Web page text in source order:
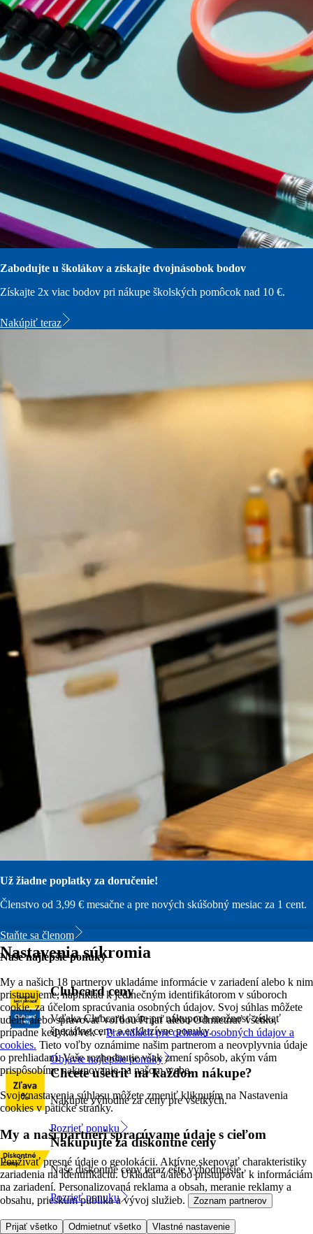
Nastavenia súkromia
My a našich 18 partnerov ukladáme informácie v zariadení alebo k nim
pristupujeme, napríklad k jedinečným identifikátorom v súboroch
cookie, za účelom spracúvania osobných údajov. Svoj súhlas môžete
udeliť alebo spravovať voľbou Prijať alebo Odmietnuť všetko,
prípadne kedykoľvek vPravidlách pre ochranu osobných údajov a
cookies. Tieto voľby oznámime našim partnerom a neovplyvnia údaje
o prehliadaní. Vaše rozhodnutie však zmení spôsob, akým vám
prispôsobíme nakupovanie na našom webe.
Svoje nastavenia súhlasu môžete zmeniť kliknutím na Nastavenia
cookies v pätičke stránky.
My a naši partneri spracúvame údaje s cieľom
Používať presné údaje o geolokácii. Aktívne skenovať charakteristiky
zariadenia na identifikáciu. Ukladať a/alebo pristupovať k informáciám
na zariadení. Personalizovaná reklama a obsah, meranie reklamy a
obsahu, prieskum publika a vývoj služieb.
Zoznam partnerov
Prijať všetko Odmietnuť všetko Vlastné nastavenie
Zabodujte u školákov a získajte dvojnásobok bodov
Získajte 2x viac bodov pri nákupe školských pomôcok nad 10 €.
Nakúpiť teraz
Už žiadne poplatky za doručenie!
Členstvo od 3,99 € mesačne a pre nových skúšobný mesiac za 1 cent.
Staňte sa členom
Naše najlepšie ponuky
Clubcard ceny
Vďaka Clubcard máte pri nákupoch možnosť získať
špeciálne ceny a exkluzívne ponuky.
Objavte najlepšie ponuky
Chcete ušetriť na každom nákupe?
Nakúpte výhodne za ceny pre všetkých.
Pozrieť ponuku
Nakupujte za diskontné ceny
Naše diskontné ceny teraz ešte výhodnejšie.
Pozrieť ponuku
Dôvody, prečo s nami nakupovať